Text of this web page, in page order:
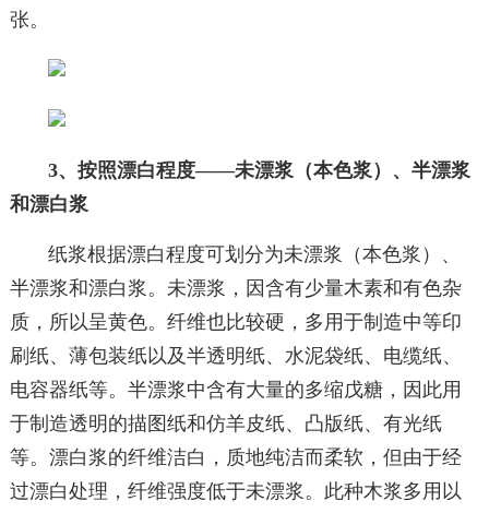
张。
3、按照漂白程度——未漂浆（本色浆）、半漂浆
和漂白浆
纸浆根据漂白程度可划分为未漂浆（本色浆）、
半漂浆和漂白浆。未漂浆，因含有少量木素和有色杂
质，所以呈黄色。纤维也比较硬，多用于制造中等印
刷纸、薄包装纸以及半透明纸、水泥袋纸、电缆纸、
电容器纸等。半漂浆中含有大量的多缩戊糖，因此用
于制造透明的描图纸和仿羊皮纸、凸版纸、有光纸
等。漂白浆的纤维洁白，质地纯洁而柔软，但由于经
过漂白处理，纤维强度低于未漂浆。此种木浆多用以